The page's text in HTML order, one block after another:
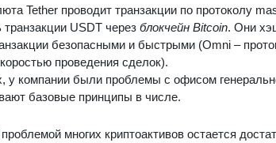
Tether проводит транзакции по протоколу
транзакции USDT через блокчейн Bitcoin. Они
безопасными и быстрыми (Omni –
проведения сделок).
у компании были проблемы с офисом
базовые принципы в числе.
многих криптоактивов остается